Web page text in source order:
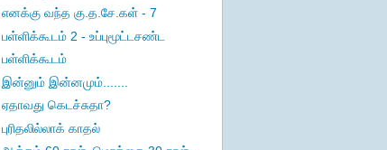
எனக்கு வந்த கு.த.சே.கள் - 7
பள்ளிக்கூடம் 2 - உப்புமூட்டசண்ட
பள்ளிக்கூடம்
இன்னும் இன்னமும்.......
ஏதாவது கெடச்சுதா?
புரிதலில்லாக் காதல்